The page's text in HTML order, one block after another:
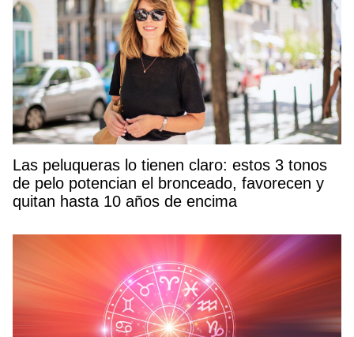
Las peluqueras lo tienen claro: estos 3 tonos
de pelo potencian el bronceado, favorecen y
quitan hasta 10 años de encima